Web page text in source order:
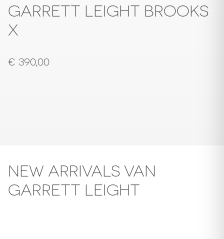
GARRETT LEIGHT BROOKS
X
€ 390,00
NEW ARRIVALS VAN
GARRETT LEIGHT